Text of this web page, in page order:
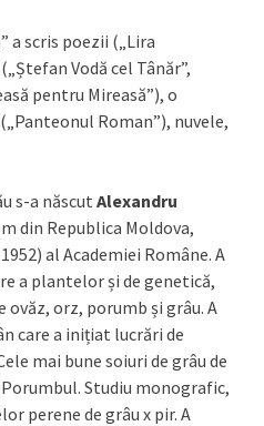
a scris poezii („Lira
Vodă cel Tânăr”,
pentru Mireasă”), o
Roman”), nuvele,
s-a născut Alexandru
din Republica Moldova,
al Academiei Române. A
a plantelor și de genetică,
orz, porumb și grâu. A
care a inițiat lucrări de
mai bune soiuri de grâu de
Studiu monografic,
perene de grâu x pir. A